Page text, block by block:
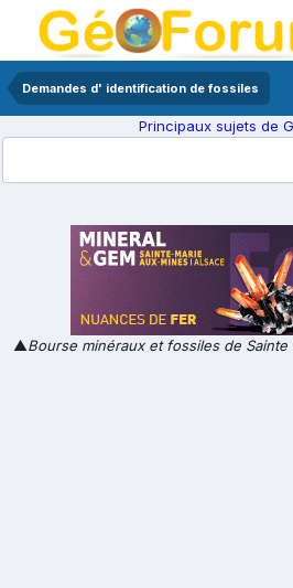
Demandes d' identification de fossiles
Principaux sujets de
▲Bourse minéraux et fossiles de